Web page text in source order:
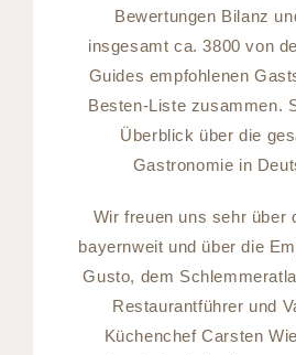
Bewertungen Bilanz
insgesamt ca. 3800 von
Guides empfohlenen
Besten-Liste zusammen.
Überblick über die
Gastronomie in
Wir freuen uns sehr über
bayernweit und über die
Gusto, dem
Restaurantführer und
Küchenchef Carsten